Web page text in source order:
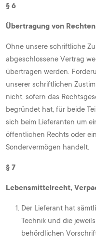
§ 6
Übertragung von Rechten
Ohne unsere schriftliche
abgeschlossene Vertrag
übertragen werden.
unserer schriftlichen
nicht, sofern das
begründet hat, für beide
sich beim Lieferanten um
öffentlichen Rechts oder
Sondervermögen handelt.
§ 7
Lebensmittelrecht,
Der Lieferant hat
Technik und die
behördlichen